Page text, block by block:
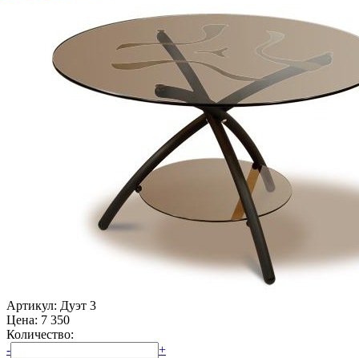
Артикул: Дуэт 3
Цена: 7 350
Количество:
-
+